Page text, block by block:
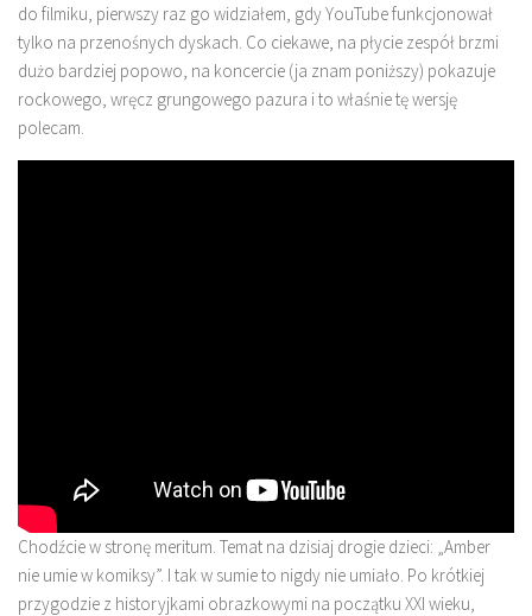
do filmiku, pierwszy raz go widziałem, gdy YouTube funkcjonował
tylko na przenośnych dyskach. Co ciekawe, na płycie zespół brzmi
dużo bardziej popowo, na koncercie (ja znam poniższy) pokazuje
rockowego, wręcz grungowego pazura i to właśnie tę wersję
polecam.
Chodźcie w stronę meritum. Temat na dzisiaj drogie dzieci: „Amber
nie umie w komiksy”. I tak w sumie to nigdy nie umiało. Po krótkiej
przygodzie z historyjkami obrazkowymi na początku XXI wieku,